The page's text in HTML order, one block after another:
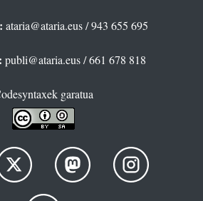
ataria@ataria.eus/ 943 655 695
publi@ataria.eus/ 661 678 818
garatua